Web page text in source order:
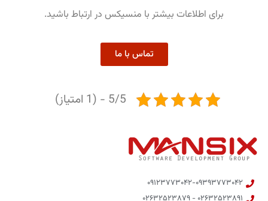
برای اطلاعات بیشتر با منسیکس در ارتباط باشید.
تماس با ما
5/5 - (1 امتیاز)
۰۹۱۲۳۷۷۳۰۴۲-۰۹۳۹۳۷۷۳۰۴۲